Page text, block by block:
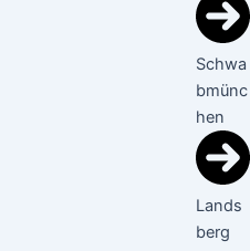
Schwa
bmünc
hen
Lands
berg